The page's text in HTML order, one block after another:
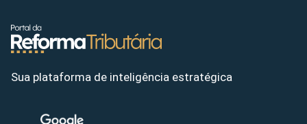
Sua plataforma de inteligência estratégica